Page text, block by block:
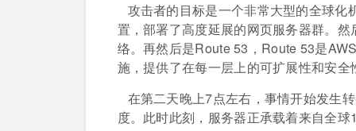
攻击者的目标是一个非常大型的全球
置，部署了高度延展的网页服务器群。
络。再然后是Route 53，Route 53是
施，提供了在每一层上的可扩展性和安全
在第二天晚上7点左右，事情开始发生
度。此时此刻，服务器正承载着来自全